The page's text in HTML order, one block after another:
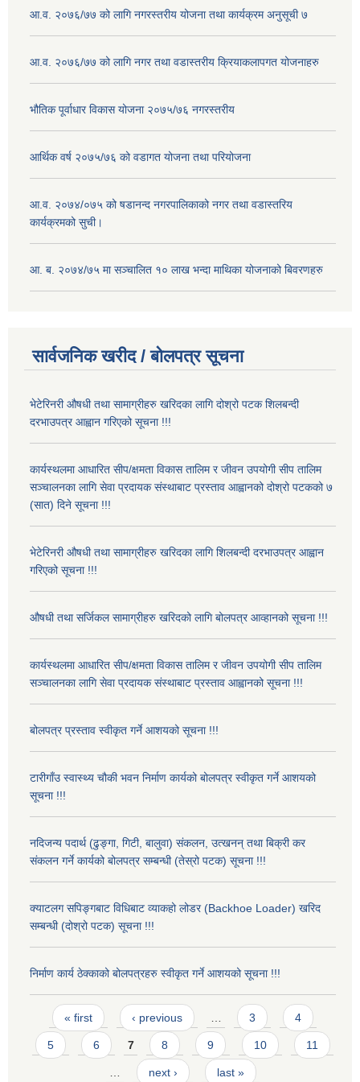
आ.व. २०७६/७७ को लागि नगरस्तरीय योजना तथा कार्यक्रम अनुसूची ७
आ.व. २०७६/७७ को लागि नगर तथा वडास्तरीय क्रियाकलापगत योजनाहरु
भौतिक पूर्वाधार विकास योजना २०७५/७६ नगरस्तरीय
आर्थिक वर्ष २०७५/७६ को वडागत योजना तथा परियोजना
आ.व. २०७४/०७५ को षडानन्द नगरपालिकाको नगर तथा वडास्तरिय
कार्यक्रमको सुची।
आ. ब. २०७४/७५ मा सञ्चालित १० लाख भन्दा माथिका योजनाको बिवरणहरु
सार्वजनिक खरीद / बोलपत्र सूचना
भेटेरिनरी औषधी तथा सामाग्रीहरु खरिदका लागि दोश्रो पटक शिलबन्दी
दरभाउपत्र आह्वान गरिएको सूचना !!!
कार्यस्थलमा आधारित सीप/क्षमता विकास तालिम र जीवन उपयोगी सीप तालिम
सञ्चालनका लागि सेवा प्रदायक संस्थाबाट प्रस्ताव आह्वानको दोश्रो पटकको ७
(सात) दिने सूचना !!!
भेटेरिनरी औषधी तथा सामाग्रीहरु खरिदका लागि शिलबन्दी दरभाउपत्र आह्वान
गरिएको सूचना !!!
औषधी तथा सर्जिकल सामाग्रीहरु खरिदको लागि बोलपत्र आव्हानको सूचना !!!
कार्यस्थलमा आधारित सीप/क्षमता विकास तालिम र जीवन उपयोगी सीप तालिम
सञ्चालनका लागि सेवा प्रदायक संस्थाबाट प्रस्ताव आह्वानको सूचना !!!
बोलपत्र प्रस्ताव स्वीकृत गर्ने आशयको सूचना !!!
टारीगाँउ स्वास्थ्य चौकी भवन निर्माण कार्यको बोलपत्र स्वीकृत गर्ने आशयको
सूचना !!!
नदिजन्य पदार्थ (ढुङ्गा, गिटी, बालुवा) संकलन, उत्खनन् तथा बिक्री कर
संकलन गर्ने कार्यको बोलपत्र सम्बन्धी (तेस्रो पटक) सूचना !!!
क्याटलग सपिङ्गबाट विधिबाट व्याकहो लोडर (Backhoe Loader) खरिद
सम्बन्धी (दोश्रो पटक) सूचना !!!
निर्माण कार्य ठेक्काको बोलपत्रहरु स्वीकृत गर्ने आशयको सूचना !!!
Pages
« first ‹ previous 3 4
5 6 7 8 9 10 11
next › last »